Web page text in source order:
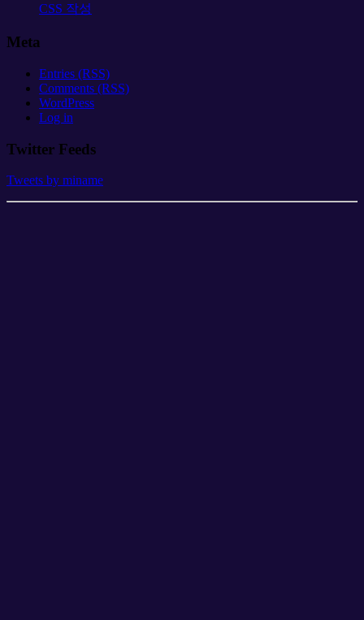
CSS 작성
Meta
Entries (RSS)
Comments (RSS)
WordPress
Log in
Twitter Feeds
Tweets by miname